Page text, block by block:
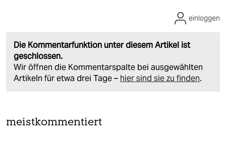
Die Kommentarfunktion unter diesem Artikel ist
geschlossen.
Wir öffnen die Kommentarspalte bei ausgewählten
Artikeln für etwa drei Tage – hier sind sie zu finden.
einloggen
meistkommentiert